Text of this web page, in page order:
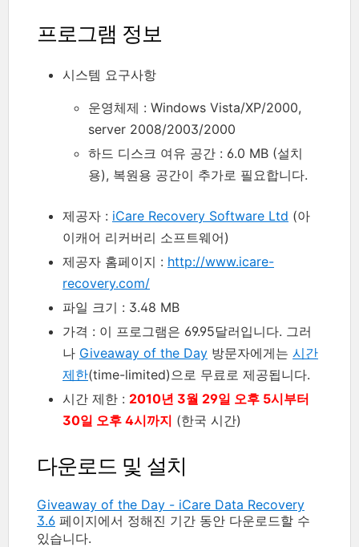
프로그램 정보
시스템 요구사항
운영체제 : Windows Vista/XP/2000,
server 2008/2003/2000
하드 디스크 여유 공간 : 6.0 MB (설치
용), 복원용 공간이 추가로 필요합니다.
제공자 : iCare Recovery Software Ltd (아
이캐어 리커버리 소프트웨어)
제공자 홈페이지 : http://www.icare-
recovery.com/
파일 크기 : 3.48 MB
가격 : 이 프로그램은 69.95달러입니다. 그러
나 Giveaway of the Day 방문자에게는 시간
제한(time-limited)으로 무료로 제공됩니다.
시간 제한 : 2010년 3월 29일 오후 5시부터
30일 오후 4시까지 (한국 시간)
다운로드 및 설치
Giveaway of the Day - iCare Data Recovery
3.6 페이지에서 정해진 기간 동안 다운로드할 수
있습니다.